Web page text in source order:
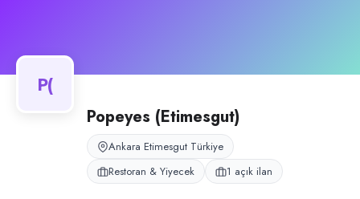
P(
Popeyes (Etimesgut)
Ankara Etimesgut Türkiye
Restoran & Yiyecek
1 açık ilan